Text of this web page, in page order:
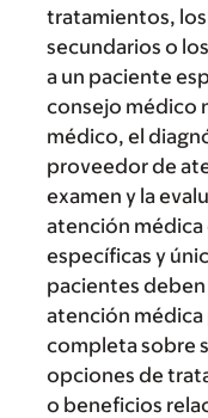
tratamientos,
secundarios o
a un paciente
consejo médico
médico, el
proveedor de
examen y la
atención médica
específicas y
pacientes
atención
completa sobre
opciones de
o beneficios